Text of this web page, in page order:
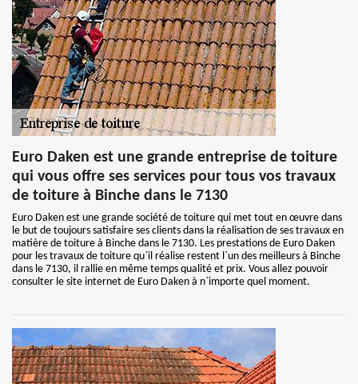
Euro Daken est une grande entreprise de toiture
qui vous offre ses services pour tous vos travaux
de toiture à Binche dans le 7130
Euro Daken est une grande société de toiture qui met tout en œuvre dans
le but de toujours satisfaire ses clients dans la réalisation de ses travaux en
matière de toiture à Binche dans le 7130. Les prestations de Euro Daken
pour les travaux de toiture qu`il réalise restent l`un des meilleurs à Binche
dans le 7130, il rallie en même temps qualité et prix. Vous allez pouvoir
consulter le site internet de Euro Daken à n`importe quel moment.